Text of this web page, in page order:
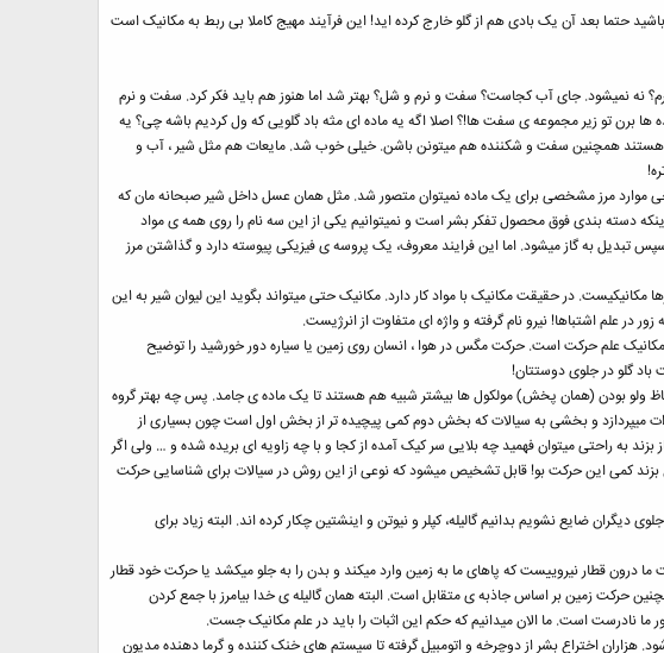
حتما بعد آن یک بادی هم از گلو خارج کرده اید! این فرآیند مهیج کاملا بی ربط به مکانیک است
نه نمیشود. جای آب کجاست؟ سفت و نرم و شل؟ بهتر شد اما هنوز هم باید فکر کرد. سفت و نرم
تو زیر مجموعه ی سفت ها!؟ اصلا اگه یه ماده ای مثه باد گلویی که ول کردیم باشه چی؟ یه
هستند همچنین سفت و شکننده هم میتونن باشن. خیلی خوب شد. مایعات هم مثل شیر ، آب و
موارد مرز مشخصی برای یک ماده نمیتوان متصور شد. مثل همان عسل داخل شیر صبحانه مان که
دسته بندی فوق محصول تفکر بشر است و نمیتوانیم یکی از این سه نام را روی همه ی مواد
به گاز میشود. اما این فرایند معروف، یک پروسه ی فیزیکی پیوسته دارد و گذاشتن مرز
در حقیقت مکانیک با مواد کار دارد. مکانیک حتی میتواند بگوید این لیوان شیر به این
در علم اشتباها! نیرو نام گرفته و واژه ای متفاوت از انرژیست.
علم حرکت است. حرکت مگس در هوا ، انسان روی زمین یا سیاره دور خورشید را توضیح
گلو در جلوی دوستتان!
ولو بودن (همان پخش) مولکول ها بیشتر شبیه هم هستند تا یک ماده ی جامد. پس چه بهتر گروه
میپردازد و بخشی به سیالات که بخش دوم کمی پیچیده تر از بخش اول است چون بسیاری از
به راحتی میتوان فهمید چه بلایی سر کیک آمده از کجا و با چه زاویه ای بریده شده و … ولی اگر
کمی این حرکت بو! قابل تشخیص میشود که نوعی از این روش در سیالات برای شناسایی حرکت
ضایع نشویم بدانیم گالیله، کپلر و نیوتن و اینشتین چکار کرده اند. البته زیاد برای
قطار نیروییست که پاهای ما به زمین وارد میکند و بدن را به جلو میکشد یا حرکت خود قطار
حرکت زمین بر اساس جاذبه ی متقابل است. البته همان گالیله ی خدا بیامرز با جمع کردن
نادرست است. ما الان میدانیم که حکم این اثبات را باید در علم مکانیک جست.
هزاران اختراع بشر از دوچرخه و اتومبیل گرفته تا سیستم های خنک کننده و گرما دهنده مدیون